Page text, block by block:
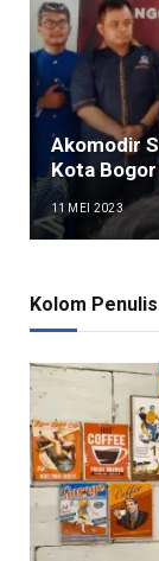
Akomodir
Kota
11 MEI 2023
Kolom Penulis